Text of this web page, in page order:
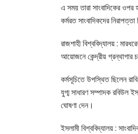
এ সময় তারা সাংবাদিকের ওপর
কর্মরত সাংবাদিকদের
রাজশাহী বিশ্ববিদ্যালয় :
আয়োজনে কেন্দ্রীয় গ্রন্থাগার
কর্মসূচিতে উপস্থিত ছিলেন
যুগ্ম সাধারণ সম্পাদক রবিউল
ঘোষণা দেন।
ইসলামী বিশ্ববিদ্যালয় :